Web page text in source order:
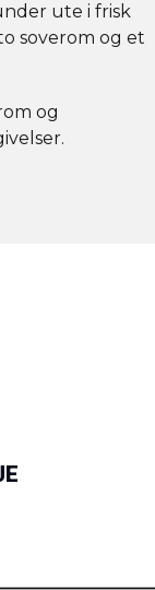
ute i frisk
soverom og et
og